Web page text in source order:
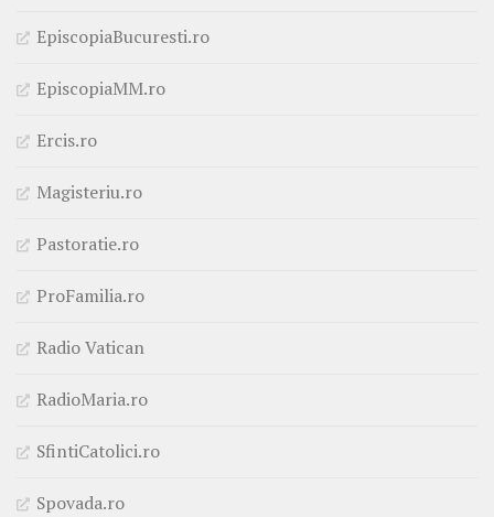
EpiscopiaBucuresti.ro
EpiscopiaMM.ro
Ercis.ro
Magisteriu.ro
Pastoratie.ro
ProFamilia.ro
Radio Vatican
RadioMaria.ro
SfintiCatolici.ro
Spovada.ro